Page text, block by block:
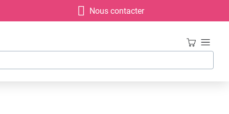
Nous contacter